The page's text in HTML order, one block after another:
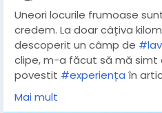
Uneori locurile frumoase
credem. La doar câțiva
descoperit un câmp de
clipe, m-a făcut să mă simt
povestit #experiența în
https://
acasa-in-campul-de.html
Mai mult